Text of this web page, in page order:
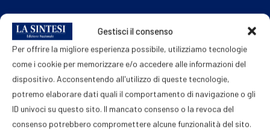
Gestisci il consenso
Per offrire la migliore esperienza possibile, utilizziamo tecnologie
come i cookie per memorizzare e/o accedere alle informazioni del
dispositivo. Acconsentendo all'utilizzo di queste tecnologie,
potremo elaborare dati quali il comportamento di navigazione o gli
ID univoci su questo sito. Il mancato consenso o la revoca del
consenso potrebbero compromettere alcune funzionalità del sito.
«Oh partigiano, portali via». Quando
Francesco Guccini si scagliò contro
Salvini e Meloni
6 Agosto 2026